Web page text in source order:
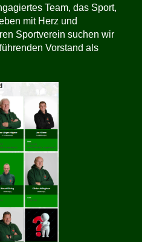
Team, das Sport,
mit Herz und
Sportverein suchen wir
Vorstand als